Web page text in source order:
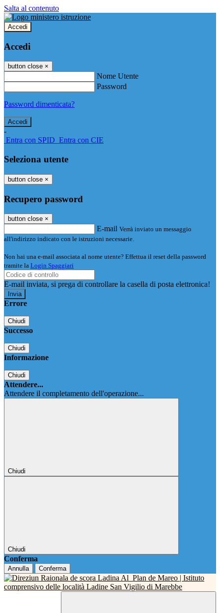
Salta al contenuto
Accedi
Accedi
button close ×
Nome Utente
Password
Password dimenticata?
-
Entra con SPID Entra con CIE
Seleziona utente
button close ×
Recupero password
button close ×
E-mail Verrà inviato un messaggio
all'indirizzo indicato con le istruzioni necessarie.
Non hai una e-mail associata al nome utente? Effettua il reset della password
tramite la Login Spaggiari
E-mail inviata, si prega di controllare la casella di posta elettronica!
Errore
Chiudi
Successo
Chiudi
Informazione
Chiudi
Attendere...
Attendere il completamento dell'operazione...
Chiudi
Chiudi
Conferma
Annulla Conferma